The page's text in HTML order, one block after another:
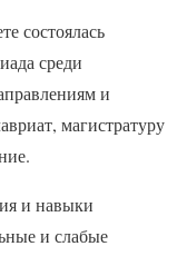
состоялась
среди
и
магистратуру
и навыки
и слабые